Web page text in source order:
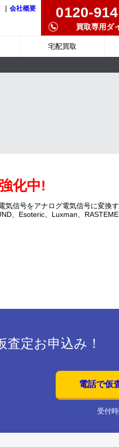
| 会社概要 0120-
買取専用ダ
宅配買取
化中!
気信号をアナログ電気信号に変換
、Esoteric、Luxman、
査定お申込み！
電話で仮
受付